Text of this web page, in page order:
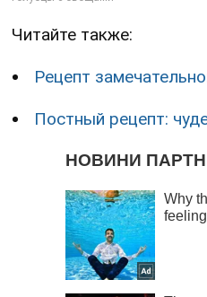
Читайте также:
Рецепт
Постный рецепт: